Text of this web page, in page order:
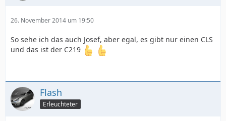
26. November 2014 um 19:50
So sehe ich das auch Josef, aber egal, es gibt nur einen CLS
und das ist der C219
Flash
Erleuchteter